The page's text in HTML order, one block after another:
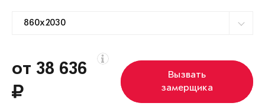
от 38 636
Вызвать
замерщика